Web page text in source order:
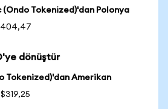
Tokenized)'dan Polonya
dönüştür
Tokenized)'dan Amerikan